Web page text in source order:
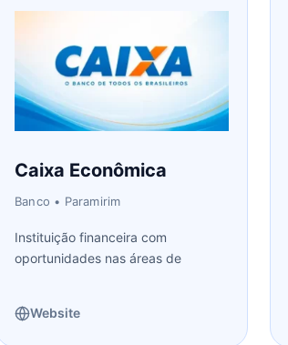
Caixa Econômica
Banco • Paramirim
Instituição financeira com
oportunidades nas áreas de
Website